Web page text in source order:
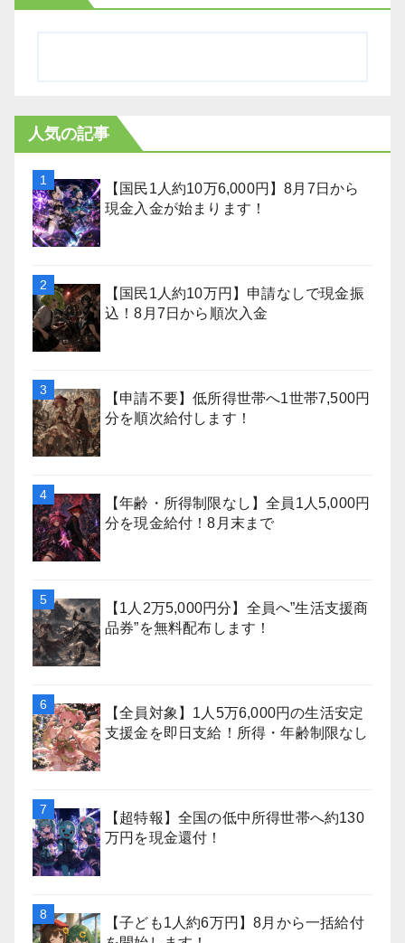
人気の記事
【国民1人約10万6,000円】8月7日から
現金入金が始まります！
【国民1人約10万円】申請なしで現金振
込！8月7日から順次入金
【申請不要】低所得世帯へ1世帯7,500円
分を順次給付します！
【年齢・所得制限なし】全員1人5,000円
分を現金給付！8月末まで
【1人2万5,000円分】全員へ”生活支援商
品券”を無料配布します！
【全員対象】1人5万6,000円の生活安定
支援金を即日支給！所得・年齢制限なし
【超特報】全国の低中所得世帯へ約130
万円を現金還付！
【子ども1人約6万円】8月から一括給付